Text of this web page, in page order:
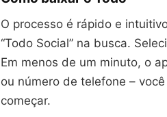
O processo é rápido e
“Todo Social” na busca.
Em menos de um minuto, o
ou número de telefone –
começar.